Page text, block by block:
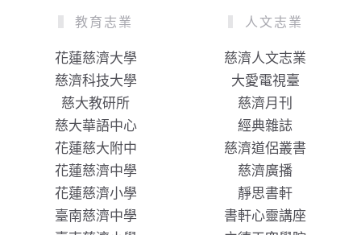
教育志業
花蓮慈濟大學
慈濟科技大學
慈大教研所
慈大華語中心
花蓮慈大附中
花蓮慈濟中學
花蓮慈濟小學
臺南慈濟中學
人文志業
慈濟人文志業
大愛電視臺
慈濟月刊
經典雜誌
慈濟道侶叢書
慈濟廣播
靜思書軒
書軒心靈講座